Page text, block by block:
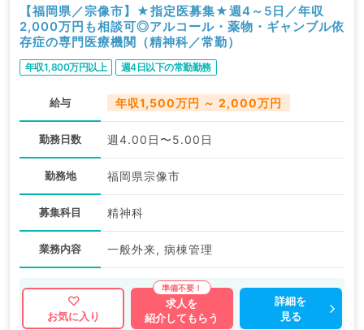
【福岡県／宗像市】★指定医募集★週4～5日／年収
2,000万円も相談可◎アルコール・薬物・ギャンブル依
存症の専門医療機関（精神科／常勤）
年収1,800万円以上 週4日以下の常勤勤務
給与 年収1,500万円 ～ 2,000万円
勤務日数 週4.00日〜5.00日
勤務地 福岡県宗像市
募集科目 精神科
業務内容 一般外来, 病棟管理
お気に入り
求人を
紹介してもらう
詳細を
見る